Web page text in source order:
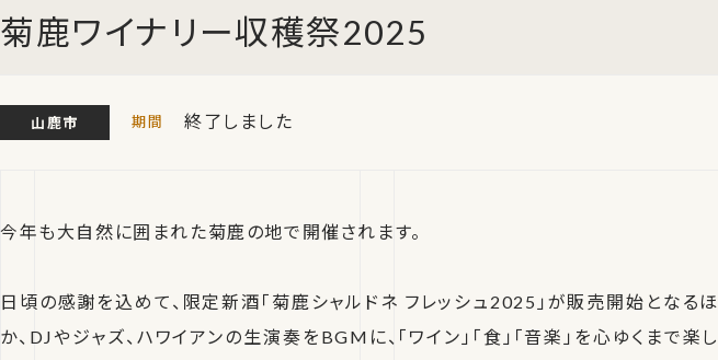
菊鹿ワイナリー収穫祭2025
山鹿市 終了しました
今年も大自然に囲まれた菊鹿の地で開催されます。
日頃の感謝を込めて、限定新酒「菊鹿シャルドネ フレッシュ2025」が販売開始となるほ
か、DJやジャズ、ハワイアンの生演奏をBGMに、「ワイン」「食」「音楽」を心ゆくまで楽し